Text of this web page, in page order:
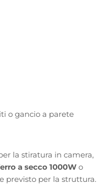
o gancio a parete
la stiratura in camera,
a secco 1000W o
previsto per la struttura.